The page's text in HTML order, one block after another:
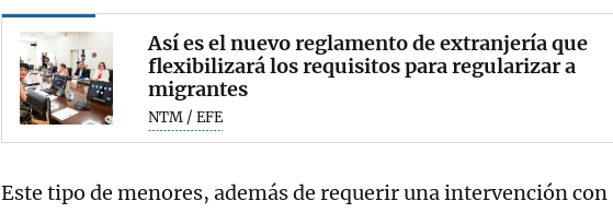
Así es el nuevo reglamento de extranjería que
flexibilizará los requisitos para regularizar a
migrantes
NTM / EFE
Este tipo de menores, además de requerir una intervención con